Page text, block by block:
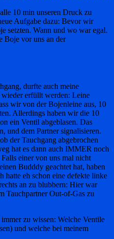
10 min unseren Druck zu
Aufgabe dazu: Bevor wir
setzten. Wann und wo war egal.
Boje vor uns an der
durfte auch meine
wieder erfüllt werden: Leine
wir von der Bojenleine aus, 10
Allerdings haben wir die 10
ein Ventil abgeblasen. Das
und dem Partner signalisieren.
der Tauchgang abgebrochen
hat es dann auch IMMER noch
einer von uns mal nicht
Budddy geachtet hat, haben
hatte eh schon eine defekte linke
an zu blubbern: Hier war
Tauchpartner Out-of-Gas zu
zu wissen: Welche Ventile
und welche bei meinem